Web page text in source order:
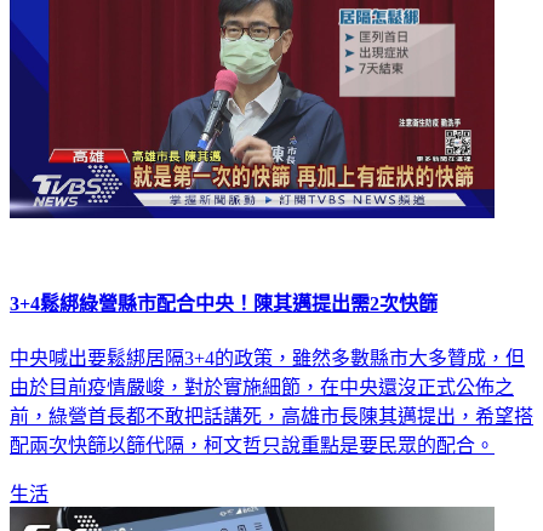
3+4鬆綁綠營縣市配合中央！陳其邁提出需2次快篩
中央喊出要鬆綁居隔3+4的政策，雖然多數縣市大多贊成，但
由於目前疫情嚴峻，對於實施細節，在中央還沒正式公佈之
前，綠營首長都不敢把話講死，高雄市長陳其邁提出，希望搭
配兩次快篩以篩代隔，柯文哲只說重點是要民眾的配合。
生活